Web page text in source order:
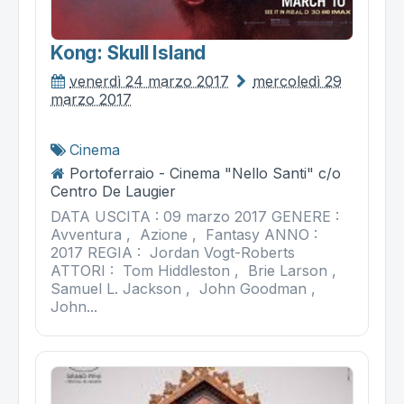
Kong: Skull Island
venerdì 24 marzo 2017
mercoledì 29
marzo 2017
Cinema
Portoferraio - Cinema "Nello Santi" c/o
Centro De Laugier
DATA USCITA : 09 marzo 2017 GENERE :
Avventura , Azione , Fantasy ANNO :
2017 REGIA : Jordan Vogt-Roberts
ATTORI : Tom Hiddleston , Brie Larson ,
Samuel L. Jackson , John Goodman ,
John...